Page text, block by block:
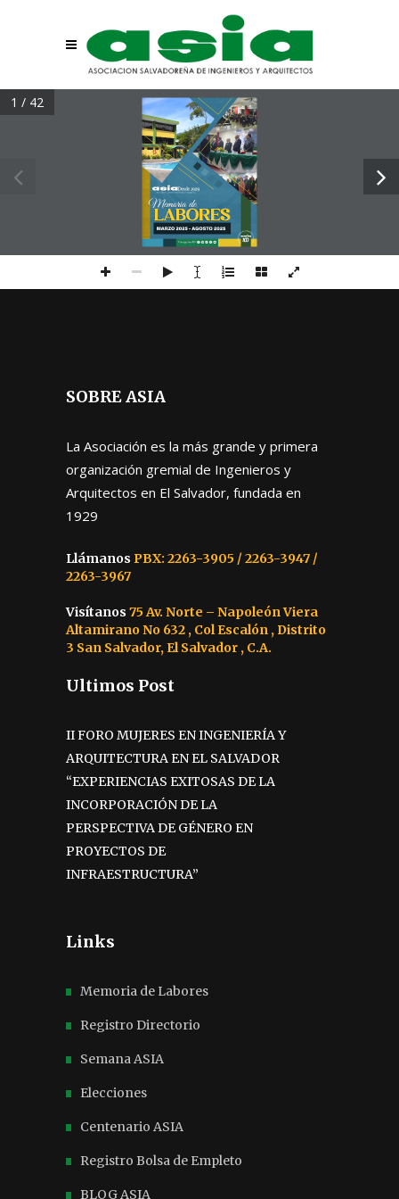
1 / 42
SOBRE ASIA
La Asociación es la más grande y primera
organización gremial de Ingenieros y
Arquitectos en El Salvador, fundada en
1929
Llámanos PBX: 2263-3905 / 2263-3947 /
2263-3967
Visítanos 75 Av. Norte – Napoleón Viera
Altamirano No 632 , Col Escalón , Distrito
3 San Salvador, El Salvador , C.A.
Ultimos Post
II FORO MUJERES EN INGENIERÍA Y
ARQUITECTURA EN EL SALVADOR
“EXPERIENCIAS EXITOSAS DE LA
INCORPORACIÓN DE LA
PERSPECTIVA DE GÉNERO EN
PROYECTOS DE
INFRAESTRUCTURA”
Links
Memoria de Labores
Registro Directorio
Semana ASIA
Elecciones
Centenario ASIA
Registro Bolsa de Empleto
BLOG ASIA